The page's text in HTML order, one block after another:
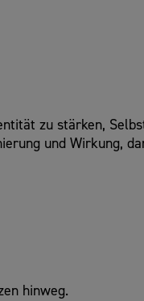
zu stärken,
und Wirkung,
hinweg.